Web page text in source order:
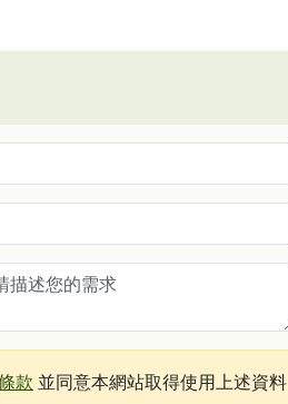
款 並同意本網站取得使用上述資料